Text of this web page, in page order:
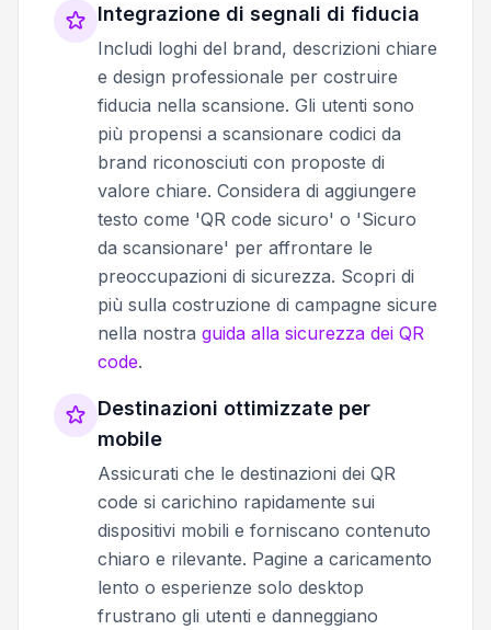
Integrazione di segnali di fiducia
Includi loghi del brand, descrizioni chiare
e design professionale per costruire
fiducia nella scansione. Gli utenti sono
più propensi a scansionare codici da
brand riconosciuti con proposte di
valore chiare. Considera di aggiungere
testo come 'QR code sicuro' o 'Sicuro
da scansionare' per affrontare le
preoccupazioni di sicurezza. Scopri di
più sulla costruzione di campagne sicure
nella nostra guida alla sicurezza dei QR
code.
Destinazioni ottimizzate per
mobile
Assicurati che le destinazioni dei QR
code si carichino rapidamente sui
dispositivi mobili e forniscano contenuto
chiaro e rilevante. Pagine a caricamento
lento o esperienze solo desktop
frustrano gli utenti e danneggiano